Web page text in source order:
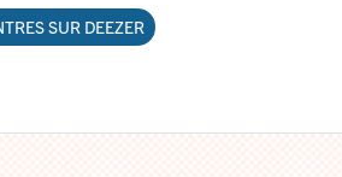
SUR DEEZER